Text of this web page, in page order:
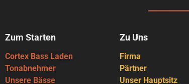
Zum Starten
Cortex Bass Laden
Tonabnehmer
Unsere Bässe
Zu Uns
Firma
Pärtner
Unser Hauptsitz